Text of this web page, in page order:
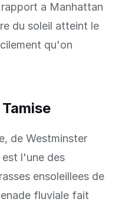
a Manhattan
du soleil atteint le
qu'on
de Westminster
est l'une des
ensoleillees de
fluviale fait